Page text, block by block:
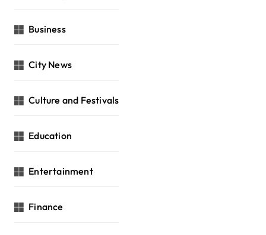
Business
City News
Culture and Festivals
Education
Entertainment
Finance